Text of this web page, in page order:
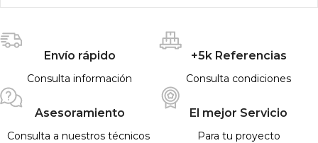
Envío rápido
Consulta información
+5k Referencias
Consulta condiciones
Asesoramiento
Consulta a nuestros técnicos
El mejor Servicio
Para tu proyecto